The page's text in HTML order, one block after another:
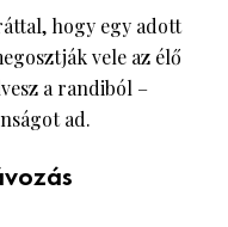
hogy egy adott
vele az élő
a randiból –
ad.